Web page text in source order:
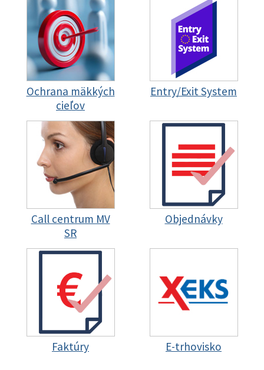
Ochrana mäkkých
cieľov
Entry/Exit System
Call centrum MV
SR
Objednávky
Faktúry E-trhovisko